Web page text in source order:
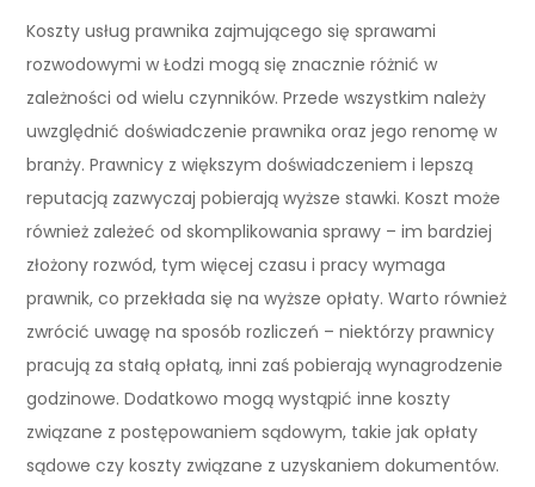
Koszty usług prawnika zajmującego się sprawami
rozwodowymi w Łodzi mogą się znacznie różnić w
zależności od wielu czynników. Przede wszystkim należy
uwzględnić doświadczenie prawnika oraz jego renomę w
branży. Prawnicy z większym doświadczeniem i lepszą
reputacją zazwyczaj pobierają wyższe stawki. Koszt może
również zależeć od skomplikowania sprawy – im bardziej
złożony rozwód, tym więcej czasu i pracy wymaga
prawnik, co przekłada się na wyższe opłaty. Warto również
zwrócić uwagę na sposób rozliczeń – niektórzy prawnicy
pracują za stałą opłatą, inni zaś pobierają wynagrodzenie
godzinowe. Dodatkowo mogą wystąpić inne koszty
związane z postępowaniem sądowym, takie jak opłaty
sądowe czy koszty związane z uzyskaniem dokumentów.